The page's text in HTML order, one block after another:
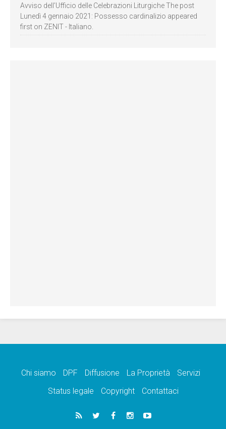
Avviso dell’Ufficio delle Celebrazioni Liturgiche The post
Lunedì 4 gennaio 2021: Possesso cardinalizio appeared
first on ZENIT - Italiano.
Chi siamo DPF Diffusione La Proprietà
Servizi
Status legale
Copyright Contattaci